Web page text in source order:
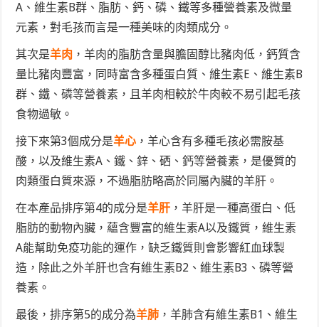
A、維生素B群、脂肪、鈣、磷、鐵等多種營養素及微量
元素，對毛孩而言是一種美味的肉類成分。
其次是羊肉 ，羊肉的脂肪含量與膽固醇比豬肉低，鈣質含
量比豬肉豐富，同時富含多種蛋白質、維生素E、維生素B
群、鐵、磷等營養素，且羊肉相較於牛肉較不易引起毛孩
食物過敏。
接下來第3個成分是羊心 ，羊心含有多種毛孩必需胺基
酸，以及維生素A、鐵、鋅、硒、鈣等營養素，是優質的
肉類蛋白質來源，不過脂肪略高於同屬內臟的羊肝。
在本產品排序第4的成分是羊肝 ，羊肝是一種高蛋白、低
脂肪的動物內臟，蘊含豐富的維生素A以及鐵質，維生素
A能幫助免疫功能的運作，缺乏鐵質則會影響紅血球製
造，除此之外羊肝也含有維生素B2、維生素B3、磷等營
養素。
最後，排序第5的成分為羊肺 ，羊肺含有維生素B1、維生